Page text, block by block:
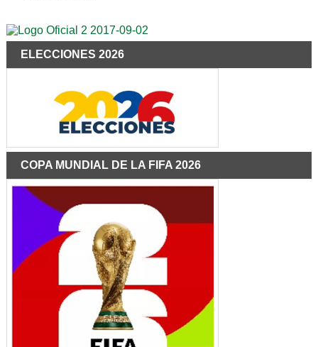
ELECCIONES 2026
COPA MUNDIAL DE LA FIFA 2026